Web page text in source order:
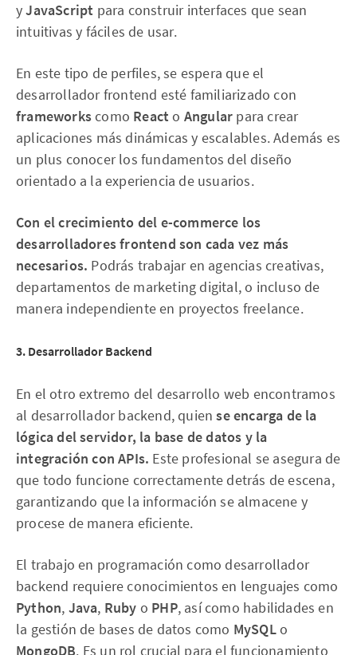
yJavaScript para construir interfaces que sean
intuitivas y fáciles de usar.
En este tipo de perfiles, se espera que el
desarrollador frontend esté familiarizado con
frameworkscomo Reacto Angular para crear
aplicaciones más dinámicas y escalables. Además es
un plus conocer los fundamentos del diseño
orientado a la experiencia de usuarios.
Con el crecimiento del e-commerce los
desarrolladores frontend son cada vez más
necesarios. Podrás trabajar en agencias creativas,
departamentos de marketing digital, o incluso de
manera independiente en proyectos freelance.
3. Desarrollador Backend
En el otro extremo del desarrollo web encontramos
al desarrollador backend, quiense encarga de la
lógica del servidor, la base de datos y la
integración con APIs. Este profesional se asegura de
que todo funcione correctamente detrás de escena,
garantizando que la información se almacene y
procese de manera eficiente.
El trabajo en programación como desarrollador
backend requiere conocimientos en lenguajes como
Python, Java, Ruby o PHP, así como habilidades en
la gestión de bases de datos como MySQLo
MongoDB. Es un rol crucial para el funcionamiento